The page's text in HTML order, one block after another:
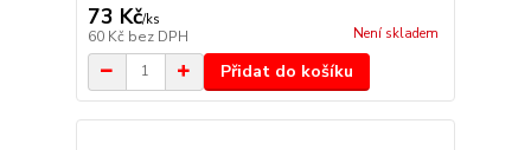
73 Kč/ks
60 Kč bez DPH Není skladem
Přidat do košíku